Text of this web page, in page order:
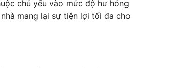
chủ yếu vào mức độ hư hỏng
mang lại sự tiện lợi tối đa cho